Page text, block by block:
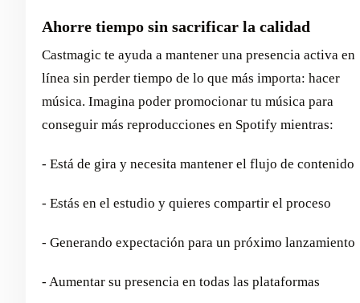
Ahorre tiempo sin sacrificar la calidad
Castmagic te ayuda a mantener una presencia activa en
línea sin perder tiempo de lo que más importa: hacer
música. Imagina poder promocionar tu música para
conseguir más reproducciones en Spotify mientras:
- Está de gira y necesita mantener el flujo de contenido
- Estás en el estudio y quieres compartir el proceso
- Generando expectación para un próximo lanzamiento
- Aumentar su presencia en todas las plataformas